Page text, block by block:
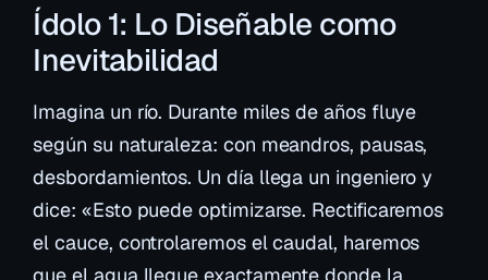
Ídolo 1: Lo Diseñable como
Inevitabilidad
Imagina un río. Durante miles de años fluye
según su naturaleza: con meandros, pausas,
desbordamientos. Un día llega un ingeniero y
dice: «Esto puede optimizarse. Rectificaremos
el cauce, controlaremos el caudal, haremos